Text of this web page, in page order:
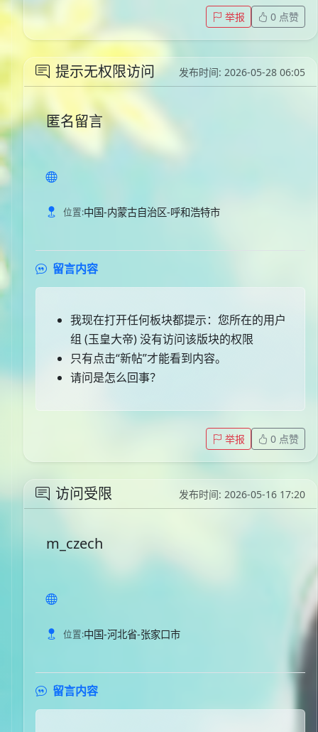
举报 0 点赞
提示无权限访问 发布时间: 2026-05-28 06:05
匿名留言
位置:中国-内蒙古自治区-呼和浩特市
留言内容
我现在打开任何板块都提示：您所在的用户
组 (玉皇大帝) 没有访问该版块的权限
只有点击“新帖”才能看到内容。
请问是怎么回事？
举报 0 点赞
访问受限 发布时间: 2026-05-16 17:20
m_czech
位置:中国-河北省-张家口市
留言内容